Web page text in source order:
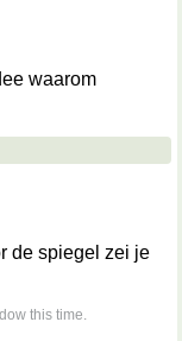
waarom
de spiegel zei je
this time.